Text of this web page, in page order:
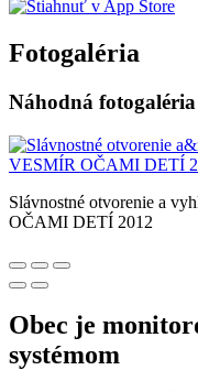
Fotogaléria
Náhodná fotogaléria
Slávnostné otvorenie a
OČAMI DETÍ 2012
Obec je
systémom